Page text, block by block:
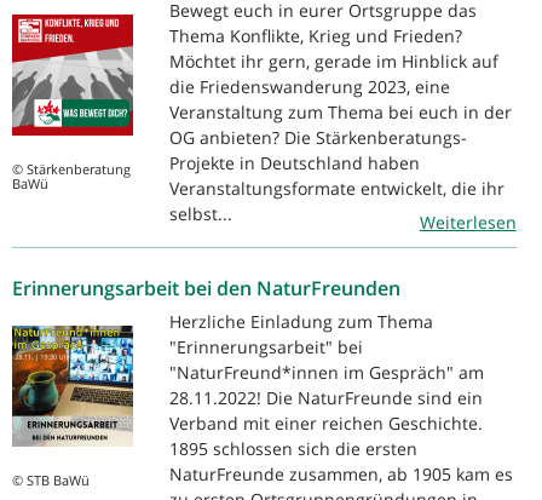
© Stärkenberatung
BaWü
Bewegt euch in eurer Ortsgruppe das
Thema Konflikte, Krieg und Frieden?
Möchtet ihr gern, gerade im Hinblick auf
die Friedenswanderung 2023, eine
Veranstaltung zum Thema bei euch in der
OG anbieten? Die Stärkenberatungs-
Projekte in Deutschland haben
Veranstaltungsformate entwickelt, die ihr
selbst...
Weiterlesen
Erinnerungsarbeit bei den NaturFreunden
© STB BaWü
Herzliche Einladung zum Thema
"Erinnerungsarbeit" bei
"NaturFreund*innen im Gespräch" am
28.11.2022! Die NaturFreunde sind ein
Verband mit einer reichen Geschichte.
1895 schlossen sich die ersten
NaturFreunde zusammen, ab 1905 kam es